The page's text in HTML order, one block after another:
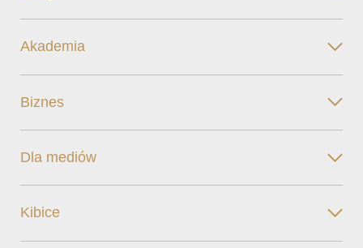
Akademia
Biznes
Dla mediów
Kibice